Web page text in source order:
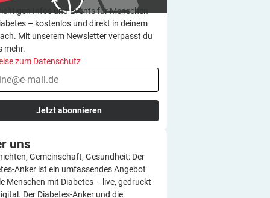
Infos und Events für Menschen
– kostenlos und direkt in deinem
Mit unserem Newsletter verpasst du
mehr.
zum Datenschutz
Jetzt abonnieren
uns
Gemeinschaft, Gesundheit: Der
Anker ist ein umfassendes Angebot
Menschen mit Diabetes – live, gedruckt
Der Diabetes-Anker und die